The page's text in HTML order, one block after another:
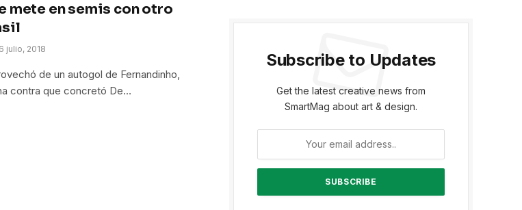
mete en semis con otro
6 julio, 2018
de un autogol de Fernandinho,
contra que concretó De…
Subscribe to Updates
Get the latest creative news from
SmartMag about art & design.